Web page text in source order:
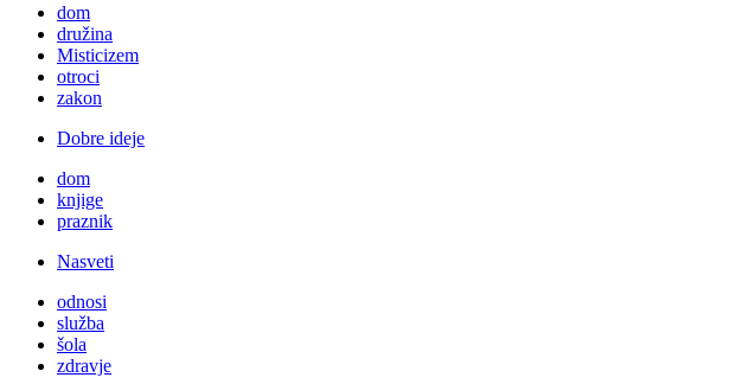
dom
družina
Misticizem
otroci
zakon
Dobre ideje
dom
knjige
praznik
Nasveti
odnosi
služba
šola
zdravje